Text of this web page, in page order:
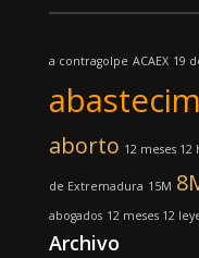
a contragolpe ACAEX 19
aborto 12 meses 12
de Extremadura 15M
abogados 12 meses 12
Archivo